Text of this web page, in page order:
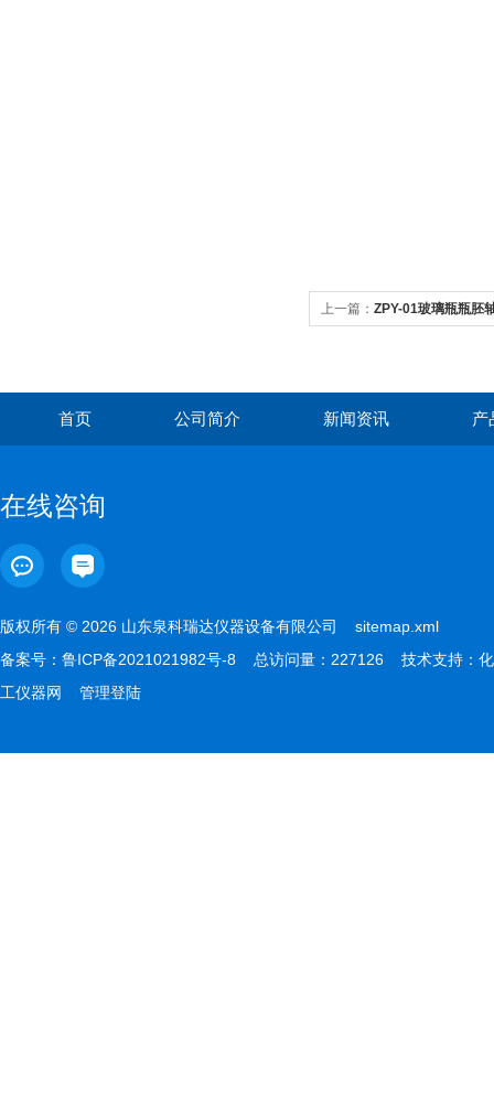
上一篇： ZPY-01玻璃瓶瓶胚
首页 公司简介 新闻资讯 产
在线咨询
版权所有 © 2026 山东泉科瑞达仪器设备有限公司 sitemap.xml
备案号： 鲁ICP备2021021982号-8 总访问量：227126 技术支持： 化
工仪器网
管理登陆